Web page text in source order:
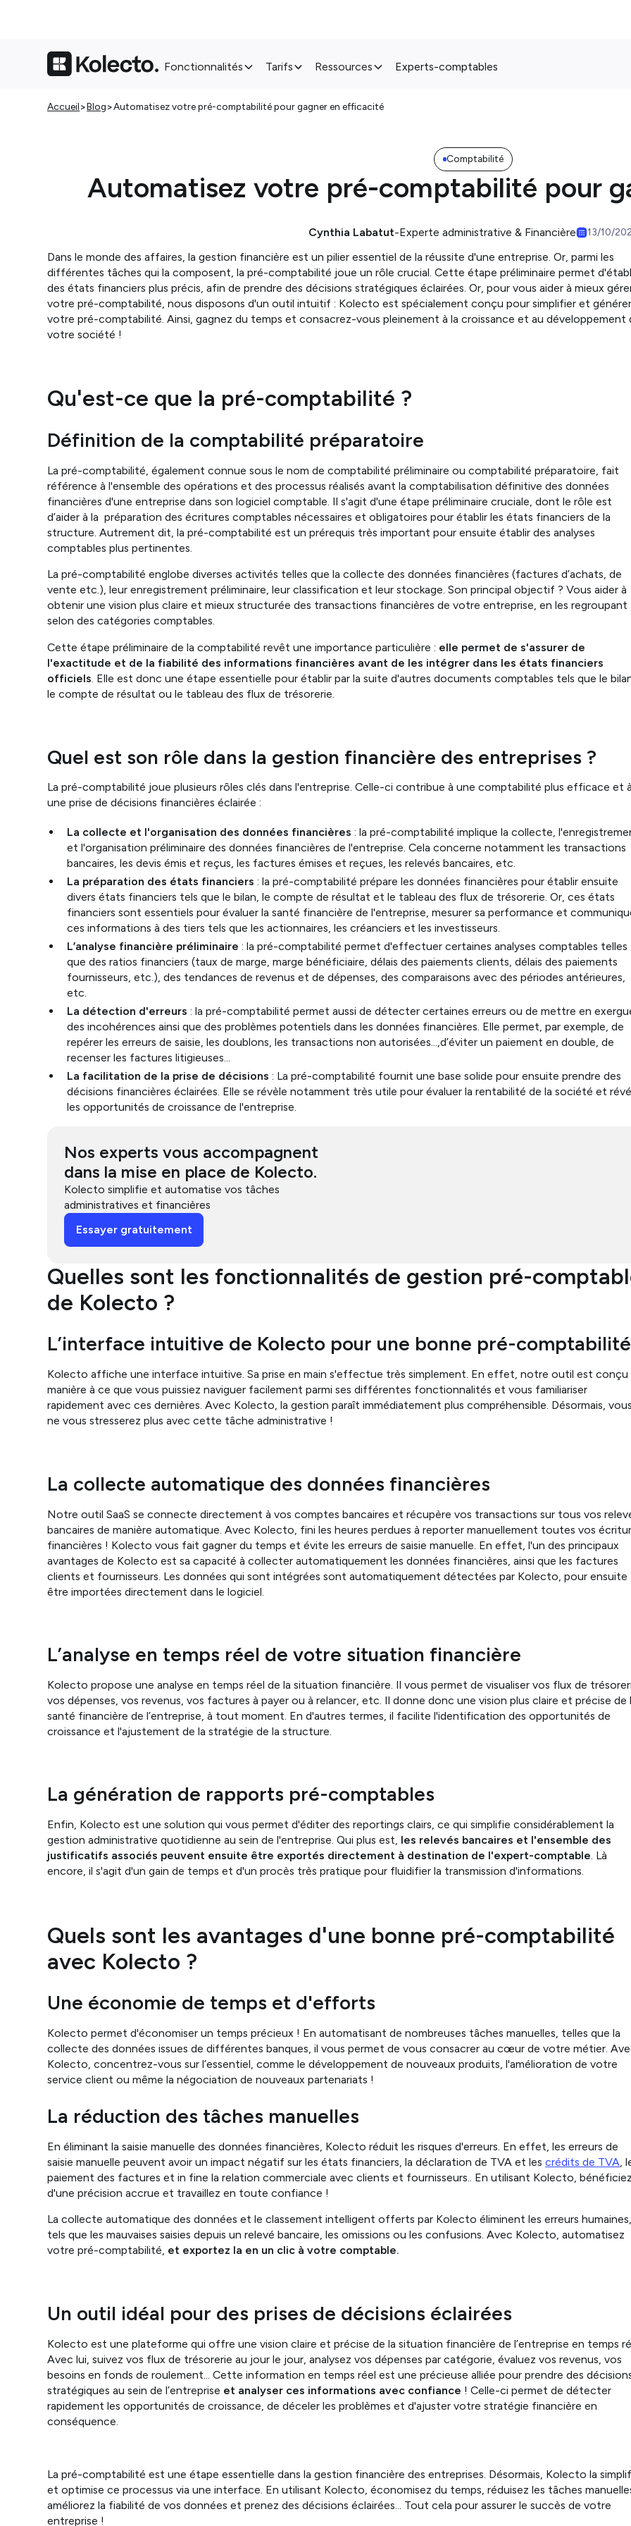
Fonctionnalités Tarifs Ressources Experts-comptables
Accueil>Blog>Automatisez votre pré-comptabilité pour gagner en efficacité
Comptabilité
Automatisez votre pré-comptabilité pour
Cynthia Labatut-Experte administrative & Financière 13/10/
Dans le monde des affaires, la gestion financière est un pilier essentiel de la réussite d'une entreprise. Or, parmi les
différentes tâches qui la composent, la pré-comptabilité joue un rôle crucial. Cette étape préliminaire permet
des états financiers plus précis, afin de prendre des décisions stratégiques éclairées. Or, pour vous aider à mieux
votre pré-comptabilité, nous disposons d'un outil intuitif : Kolecto est spécialement conçu pour simplifier et générer
votre pré-comptabilité. Ainsi, gagnez du temps et consacrez-vous pleinement à la croissance et au développement
votre société !
Qu'est-ce que la pré-comptabilité ?
Définition de la comptabilité préparatoire
La pré-comptabilité, également connue sous le nom de comptabilité préliminaire ou comptabilité préparatoire, fait
référence à l'ensemble des opérations et des processus réalisés avant la comptabilisation définitive des données
financières d'une entreprise dans son logiciel comptable. Il s'agit d'une étape préliminaire cruciale, dont le rôle est
d’aider à la préparation des écritures comptables nécessaires et obligatoires pour établir les états financiers de la
structure. Autrement dit, la pré-comptabilité est un prérequis très important pour ensuite établir des analyses
comptables plus pertinentes.
La pré-comptabilité englobe diverses activités telles que la collecte des données financières (factures d’achats, de
vente etc.), leur enregistrement préliminaire, leur classification et leur stockage. Son principal objectif ? Vous aider à
obtenir une vision plus claire et mieux structurée des transactions financières de votre entreprise, en les regroupant
selon des catégories comptables.
Cette étape préliminaire de la comptabilité revêt une importance particulière : elle permet de s'assurer de
l'exactitude et de la fiabilité des informations financières avant de les intégrer dans les états financiers
officiels. Elle est donc une étape essentielle pour établir par la suite d'autres documents comptables tels que le
le compte de résultat ou le tableau des flux de trésorerie.
Quel est son rôle dans la gestion financière des entreprises ?
La pré-comptabilité joue plusieurs rôles clés dans l'entreprise. Celle-ci contribue à une comptabilité plus efficace et à
une prise de décisions financières éclairée :
La collecte et l'organisation des données financières : la pré-comptabilité implique la collecte,
et l'organisation préliminaire des données financières de l'entreprise. Cela concerne notamment les transactions
bancaires, les devis émis et reçus, les factures émises et reçues, les relevés bancaires, etc.
La préparation des états financiers : la pré-comptabilité prépare les données financières pour établir ensuite
divers états financiers tels que le bilan, le compte de résultat et le tableau des flux de trésorerie. Or, ces états
financiers sont essentiels pour évaluer la santé financière de l'entreprise, mesurer sa performance et
ces informations à des tiers tels que les actionnaires, les créanciers et les investisseurs.
L’analyse financière préliminaire : la pré-comptabilité permet d'effectuer certaines analyses comptables telles
que des ratios financiers (taux de marge, marge bénéficiaire, délais des paiements clients, délais des paiements
fournisseurs, etc.), des tendances de revenus et de dépenses, des comparaisons avec des périodes antérieures,
etc.
La détection d'erreurs : la pré-comptabilité permet aussi de détecter certaines erreurs ou de mettre en
des incohérences ainsi que des problèmes potentiels dans les données financières. Elle permet, par exemple, de
repérer les erreurs de saisie, les doublons, les transactions non autorisées…,d’éviter un paiement en double, de
recenser les factures litigieuses…
La facilitation de la prise de décisions : La pré-comptabilité fournit une base solide pour ensuite prendre des
décisions financières éclairées. Elle se révèle notamment très utile pour évaluer la rentabilité de la société et
les opportunités de croissance de l'entreprise.
Nos experts vous accompagnent
dans la mise en place de Kolecto.
Kolecto simplifie et automatise vos tâches
administratives et financières
Essayer gratuitement
Quelles sont les fonctionnalités de gestion pré-
de Kolecto ?
L’interface intuitive de Kolecto pour une bonne pré-comptabilité
Kolecto affiche une interface intuitive. Sa prise en main s'effectue très simplement. En effet, notre outil est conçu
manière à ce que vous puissiez naviguer facilement parmi ses différentes fonctionnalités et vous familiariser
rapidement avec ces dernières. Avec Kolecto, la gestion paraît immédiatement plus compréhensible. Désormais, vous
ne vous stresserez plus avec cette tâche administrative !
La collecte automatique des données financières
Notre outil SaaS se connecte directement à vos comptes bancaires et récupère vos transactions sur tous vos
bancaires de manière automatique. Avec Kolecto, fini les heures perdues à reporter manuellement toutes vos
financières ! Kolecto vous fait gagner du temps et évite les erreurs de saisie manuelle. En effet, l'un des principaux
avantages de Kolecto est sa capacité à collecter automatiquement les données financières, ainsi que les factures
clients et fournisseurs. Les données qui sont intégrées sont automatiquement détectées par Kolecto, pour ensuite
être importées directement dans le logiciel.
L’analyse en temps réel de votre situation financière
Kolecto propose une analyse en temps réel de la situation financière. Il vous permet de visualiser vos flux de
vos dépenses, vos revenus, vos factures à payer ou à relancer, etc. Il donne donc une vision plus claire et précise de
santé financière de l’entreprise, à tout moment. En d'autres termes, il facilite l'identification des opportunités de
croissance et l'ajustement de la stratégie de la structure.
La génération de rapports pré-comptables
Enfin, Kolecto est une solution qui vous permet d'éditer des reportings clairs, ce qui simplifie considérablement la
gestion administrative quotidienne au sein de l'entreprise. Qui plus est, les relevés bancaires et l'ensemble des
justificatifs associés peuvent ensuite être exportés directement à destination de l'expert-comptable. Là
encore, il s'agit d'un gain de temps et d'un procès très pratique pour fluidifier la transmission d'informations.
Quels sont les avantages d'une bonne pré-comptabilité
avec Kolecto ?
Une économie de temps et d'efforts
Kolecto permet d'économiser un temps précieux ! En automatisant de nombreuses tâches manuelles, telles que la
collecte des données issues de différentes banques, il vous permet de vous consacrer au cœur de votre métier.
Kolecto, concentrez-vous sur l’essentiel, comme le développement de nouveaux produits, l'amélioration de votre
service client ou même la négociation de nouveaux partenariats !
La réduction des tâches manuelles
En éliminant la saisie manuelle des données financières, Kolecto réduit les risques d'erreurs. En effet, les erreurs de
saisie manuelle peuvent avoir un impact négatif sur les états financiers, la déclaration de TVA et lescrédits de TVA ,
paiement des factures et in fine la relation commerciale avec clients et fournisseurs.. En utilisant Kolecto, bénéficiez
d'une précision accrue et travaillez en toute confiance !
La collecte automatique des données et le classement intelligent offerts par Kolecto éliminent les erreurs humaines,
tels que les mauvaises saisies depuis un relevé bancaire, les omissions ou les confusions. Avec Kolecto, automatisez
votre pré-comptabilité, et exportez la en un clic à votre comptable.
Un outil idéal pour des prises de décisions éclairées
Kolecto est une plateforme qui offre une vision claire et précise de la situation financière de l’entreprise en temps
Avec lui, suivez vos flux de trésorerie au jour le jour, analysez vos dépenses par catégorie, évaluez vos revenus, vos
besoins en fonds de roulement... Cette information en temps réel est une précieuse alliée pour prendre des
stratégiques au sein de l’entreprise et analyser ces informations avec confiance ! Celle-ci permet de détecter
rapidement les opportunités de croissance, de déceler les problèmes et d'ajuster votre stratégie financière en
conséquence.
La pré-comptabilité est une étape essentielle dans la gestion financière des entreprises. Désormais, Kolecto la
et optimise ce processus via une interface. En utilisant Kolecto, économisez du temps, réduisez les tâches
améliorez la fiabilité de vos données et prenez des décisions éclairées… Tout cela pour assurer le succès de votre
entreprise !